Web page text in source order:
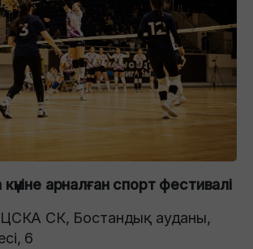
арналған спорт фестивалі
ЦСКА СК, Бостандық ауданы,
6